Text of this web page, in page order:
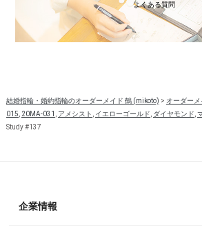
よくある質問
結婚指輪・婚約指輪のオーダーメイド 鶴 (mikoto) > オーダー
015, 20MA-031 , アメシスト , イエローゴールド, ダイヤモンド,
Study #137
企業情報